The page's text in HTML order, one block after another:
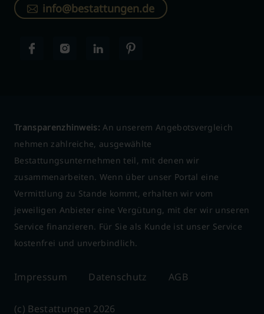
info@bestattungen.de
Transparenzhinweis: An unserem Angebotsvergleich
nehmen zahlreiche, ausgewählte
Bestattungsunternehmen teil, mit denen wir
zusammenarbeiten. Wenn über unser Portal eine
Vermittlung zu Stande kommt, erhalten wir vom
jeweiligen Anbieter eine Vergütung, mit der wir unseren
Service finanzieren. Für Sie als Kunde ist unser Service
kostenfrei und unverbindlich.
Impressum Datenschutz AGB
(c) Bestattungen 2026